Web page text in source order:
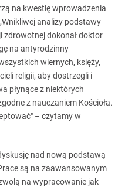
na kwestię wprowadzenia
analizy podstawy
zdrowotnej dokonał doktor
na antyrodzinny
wiernych, księży,
religii, aby dostrzegli i
płynące z niektórych
z nauczaniem Kościoła.
– czytamy w
nad nową podstawą
są na zaawansowanym
na wypracowanie jak